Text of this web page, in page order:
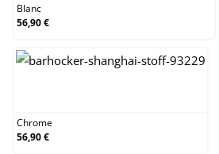
Blanc
56,90 €
Chrome
56,90 €